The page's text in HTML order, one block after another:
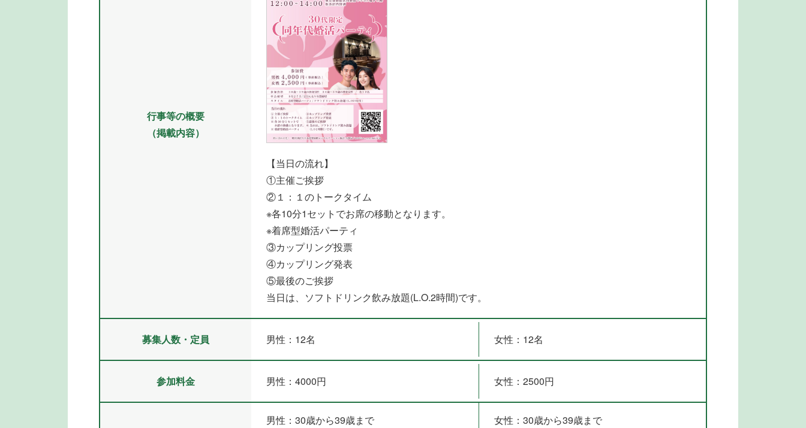
行事等の概要
（掲載内容）
【当日の流れ】
①主催ご挨拶
②１：１のトークタイム
※各10分1セットでお席の移動となります。
※着席型婚活パーティ
③カップリング投票
④カップリング発表
⑤最後のご挨拶
当日は、ソフトドリンク飲み放題(L.O.2時間)です。
募集人数・定員 男性：12名 女性：12名
参加料金 男性：4000円 女性：2500円
男性：30歳から39歳まで 女性：30歳から39歳まで